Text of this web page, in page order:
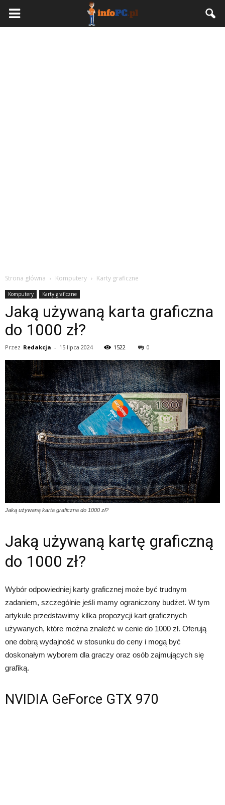
Strona główna Komputery Karty graficzne
Komputery Karty graficzne
Jaką używaną karta graficzna
do 1000 zł?
Przez Redakcja - 15 lipca 2024 1522 0
Jaką używaną karta graficzna do 1000 zł?
Jaką używaną kartę graficzną
do 1000 zł?
Wybór odpowiedniej karty graficznej może być trudnym
zadaniem, szczególnie jeśli mamy ograniczony budżet. W tym
artykule przedstawimy kilka propozycji kart graficznych
używanych, które można znaleźć w cenie do 1000 zł. Oferują
one dobrą wydajność w stosunku do ceny i mogą być
doskonałym wyborem dla graczy oraz osób zajmujących się
grafiką.
NVIDIA GeForce GTX 970